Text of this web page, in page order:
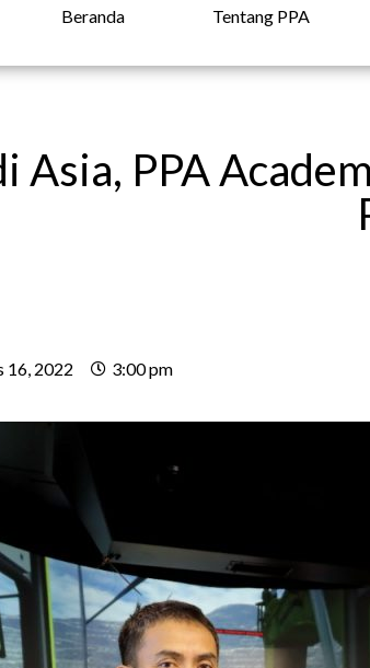
Beranda Tentang PPA
Asia, PPA
16, 2022 3:00 pm